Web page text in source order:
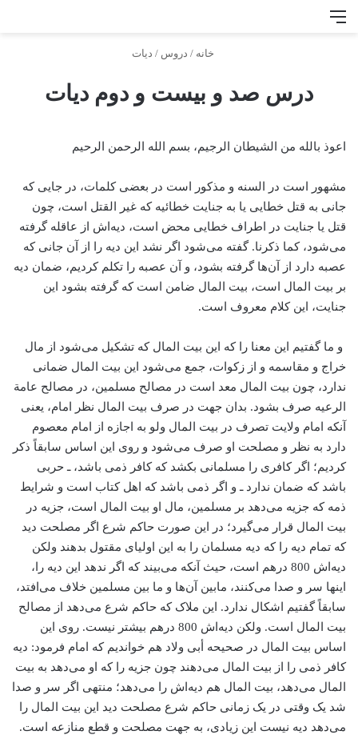
منو
خانه / دروس / دیات
درس صد و بیست و دوم دیات
اعوذ بالله من الشیطان الرجیم، بسم الله الرحمن الرحیم
مشهور است در السنه و مذکور است در بعضی کلمات، در جایی که
جانی به قتل خطایی یا به جنایت خطائیه که غیر القتل است، چون
قتل یا جنایت در اطراف خطایی محض است، دیه‌اش از عاقله گرفته
می‌شود، کما ذکرنا. گفته می‌شود اگر نشد این دیه را از آن جانی که
عصبه دارد از آن‌ها گرفته بشود، و آن عصبه را تکلم کردیم، ضمان دیه
بر بیت المال است، بیت المال ضامن است که گرفته بشود این
جنایت، این کلام معروف است.
و ما گفتیم این معنا را که این بیت المال که تشکیل می‌شود از مال
خراج و مقاسمه و از زکوات، جمع می‌شود این بیت المال ضمانی
ندارد، چون بیت المال معد است در مصالح مسلمین، در مصالح عامة
الرعیه صرف بشود. بدان جهت در صرف بیت المال نظر امام، یعنی
آنکه امام ولایت تصرف در بیت المال ولو به اجازه از امام معصوم
دارد به نظر و مصلحت او صرف می‌شود و روی این اساس سابقاً ذکر
کردیم؛ اگر کافری را مسلمانی بکشد که کافر ذمی باشد، ـ حربی
باشد که ضمان ندارد ـ و اگر ذمی باشد که اهل کتاب است و شرایط
ذمه که جزیه می‌دهد بر مسلمین، مال او بیت المال است، جزیه در
بیت المال قرار می‌گیرد؛ در این صورت حاکم شرع اگر مصلحت دید
که تمام دیه را که دیه مسلمان را به این اولیای مقتول بدهند ولکن
دیه‌اش 800 درهم است، حیث آنکه می‌بیند که اگر ندهد این دیه را،
اینها سر و صدا می‌کنند، مابین آن‌ها و ما بین مسلمین خلاف می‌افتد،
سابقاً گفتیم اشکال ندارد. این ملاک که حاکم شرع می‌دهد از مصالح
بیت المال است. ولکن دیه‌اش 800 درهم بیشتر نیست. روی این
اساس بیت المال در صحیحه أبی ولاد هم خواندیم که امام فرمود: دیه
کافر ذمی را از بیت المال می‌دهند چون جزیه را که او می‌دهد به بیت
المال می‌دهد، بیت المال هم دیه‌اش را می‌دهد؛ منتهی اگر سر و صدا
شد یک وقتی در یک زمانی حاکم شرع مصلحت دید این بیت المال را
می‌دهد دیه نیست این زیادی، به جهت مصلحت و قطع منازعه است.